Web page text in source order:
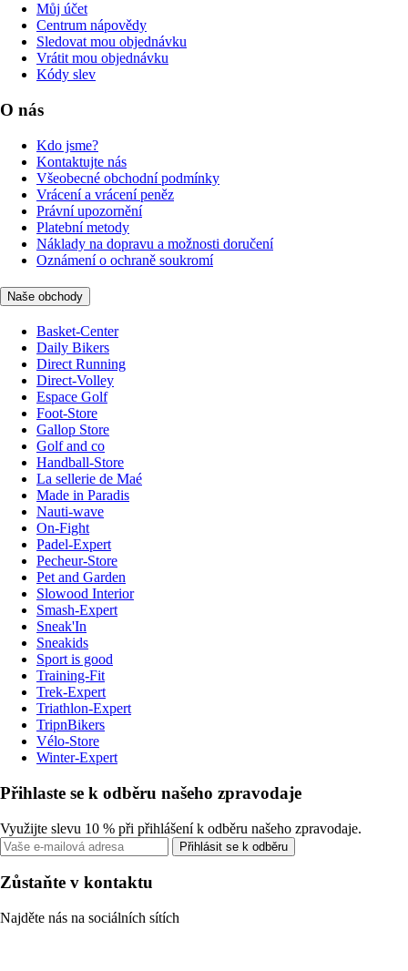
Můj účet
Centrum nápovědy
Sledovat mou objednávku
Vrátit mou objednávku
Kódy slev
O nás
Kdo jsme?
Kontaktujte nás
Všeobecné obchodní podmínky
Vrácení a vrácení peněz
Právní upozornění
Platební metody
Náklady na dopravu a možnosti doručení
Oznámení o ochraně soukromí
Naše obchody
Basket-Center
Daily Bikers
Direct Running
Direct-Volley
Espace Golf
Foot-Store
Gallop Store
Golf and co
Handball-Store
La sellerie de Maé
Made in Paradis
Nauti-wave
On-Fight
Padel-Expert
Pecheur-Store
Pet and Garden
Slowood Interior
Smash-Expert
Sneak'In
Sneakids
Sport is good
Training-Fit
Trek-Expert
Triathlon-Expert
TripnBikers
Vélo-Store
Winter-Expert
Přihlaste se k odběru našeho zpravodaje
Využijte slevu 10 % při přihlášení k odběru našeho zpravodaje.
Přihlásit se k odběru
Zůstaňte v kontaktu
Najděte nás na sociálních sítích